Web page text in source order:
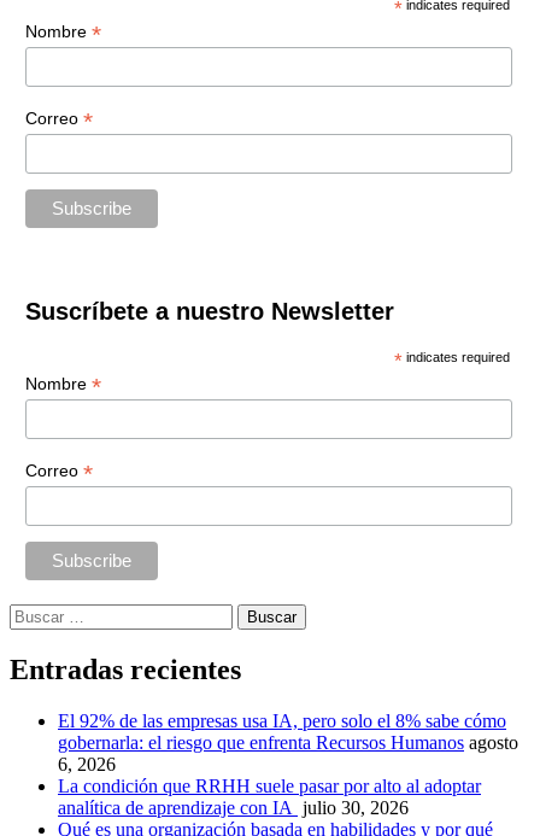
* indicates required
Nombre *
Correo *
Suscríbete a nuestro Newsletter
* indicates required
Nombre *
Correo *
Buscar:
Entradas recientes
El 92% de las empresas usa IA, pero solo el 8% sabe cómo
gobernarla: el riesgo que enfrenta Recursos Humanos agosto
6, 2026
La condición que RRHH suele pasar por alto al adoptar
analítica de aprendizaje con IA julio 30, 2026
Qué es una organización basada en habilidades y por qué